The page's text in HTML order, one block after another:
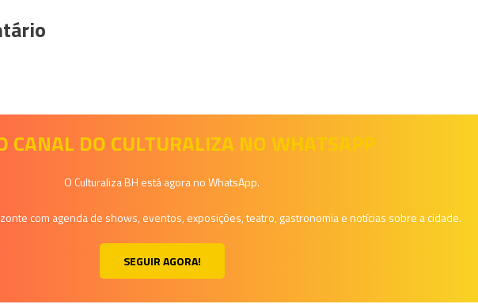
CANAL DO CULTURALIZA NO WHATSAPP
O Culturaliza BH está agora no WhatsApp.
com agenda de shows, eventos, exposições, teatro, gastronomia e notícias sobre a cidade.
SEGUIR AGORA!